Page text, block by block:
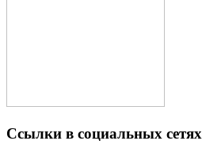
Ссылки в социальных сетях